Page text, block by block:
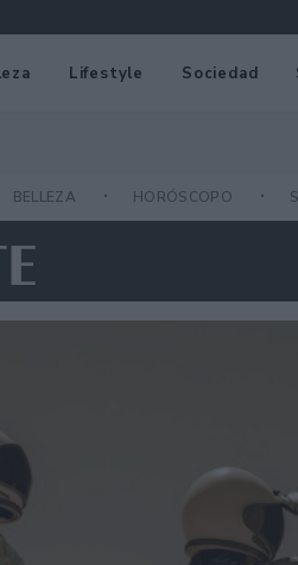
Lifestyle Sociedad
BELLEZA HORÓSCOPO